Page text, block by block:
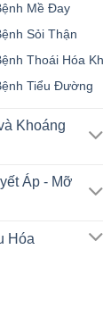
Mề Đay
Sỏi Thận
Thoái Hóa
Tiểu Đường
Khoáng
Áp - Mỡ
Hóa